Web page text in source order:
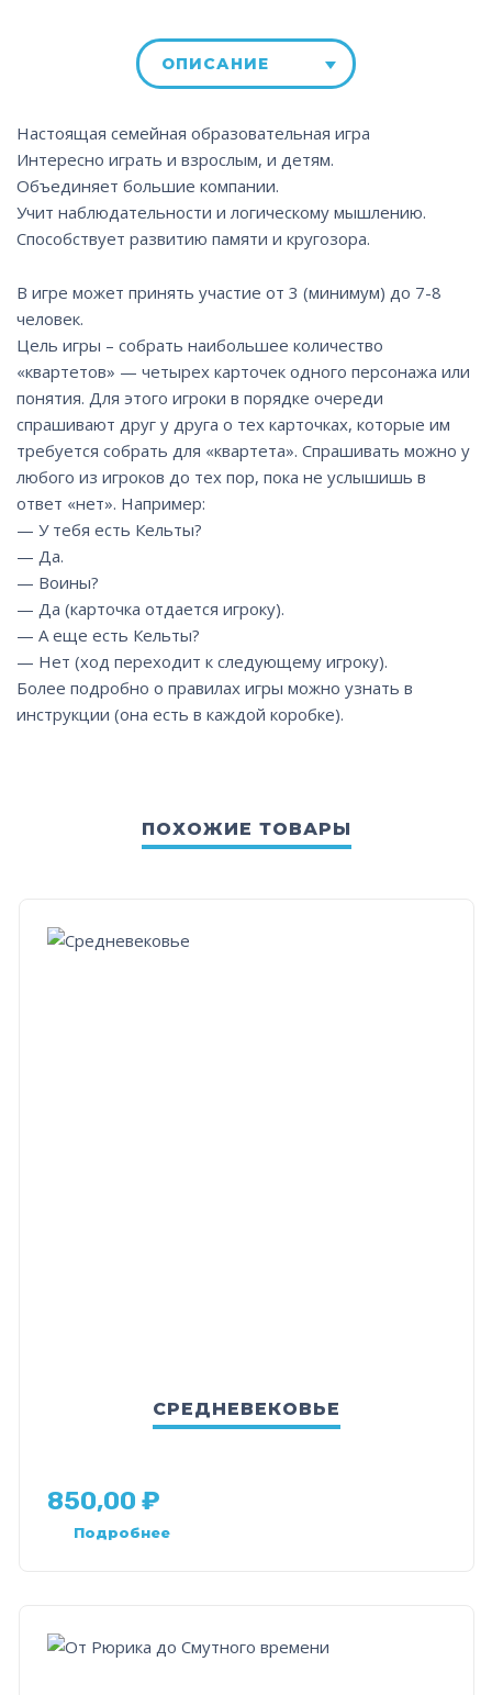
ОПИСАНИЕ
Настоящая семейная образовательная игра
Интересно играть и взрослым, и детям.
Объединяет большие компании.
Учит наблюдательности и логическому мышлению.
Способствует развитию памяти и кругозора.
В игре может принять участие от 3 (минимум) до 7-8
человек.
Цель игры – собрать наибольшее количество
«квартетов» — четырех карточек одного персонажа или
понятия. Для этого игроки в порядке очереди
спрашивают друг у друга о тех карточках, которые им
требуется собрать для «квартета». Спрашивать можно у
любого из игроков до тех пор, пока не услышишь в
ответ «нет». Например:
— У тебя есть Кельты?
— Да.
— Воины?
— Да (карточка отдается игроку).
— А еще есть Кельты?
— Нет (ход переходит к следующему игроку).
Более подробно о правилах игры можно узнать в
инструкции (она есть в каждой коробке).
ПОХОЖИЕ ТОВАРЫ
СРЕДНЕВЕКОВЬЕ
850,00 ₽
Подробнее